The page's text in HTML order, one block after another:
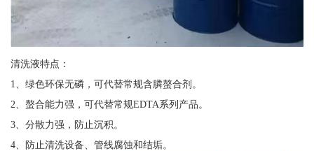
清洗液特点：
1、绿色环保无磷，可代替常规含膦螯合剂。
2、螯合能力强，可代替常规EDTA系列产品。
3、分散力强，防止沉积。
4、防止清洗设备、管线腐蚀和结垢。